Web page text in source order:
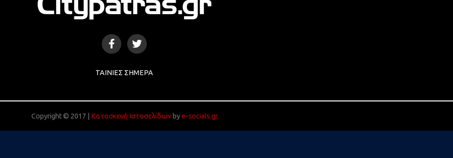
ΤΑΙΝΊΕΣ ΣΉΜΕΡΑ
Copyright © 2017 | Κατασκευή Ιστοσελίδωνbye-socials.gr